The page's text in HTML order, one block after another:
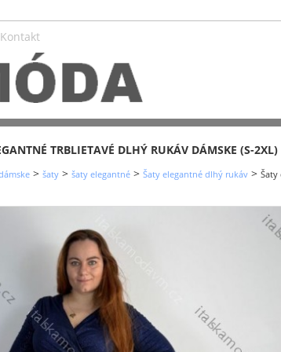
Kontakt
TRBLIETAVÉ DLHÝ RUKÁV DÁMSKE (S-
> šaty > šaty elegantné > Šaty elegantné dlhý rukáv > Šaty